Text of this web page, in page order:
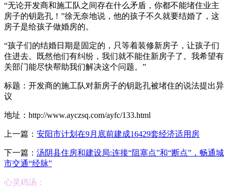
“无论开发商和施工队之间存在什么矛盾，你都不能堵住业主
房子的钥匙孔！”徐无奈地说，他的孩子不久就要结婚了，这
房子是给孩子做婚房的。
“孩子们的结婚日期是固定的，只等着装修新房子，让孩子们
住进去。既然他们有纠纷，我们就不能住新房子了。我希望有
关部门能尽快帮助我们解决这个问题。”
标题：开发商的施工队对新房子的钥匙孔被堵住的说法提出异
议
地址：http://www.ayczsq.com/ayfc/133.html
上一篇： 安阳市计划在9月底前建成16429套经济适用房
下一篇： 汤阴县住房和建设局:连接“阻塞点”和“断点”，畅通城
市交通“经脉”
心灵鸡汤：